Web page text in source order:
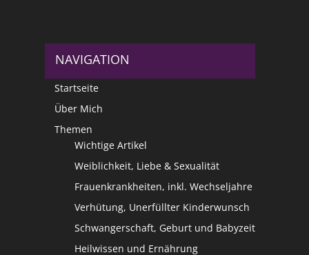
NAVIGATION
Startseite
Über Mich
Themen
Wichtige Artikel
Weiblichkeit, Liebe & Sexualität
Frauenkrankheiten, inkl. Wechseljahre
Verhütung, Unerfüllter Kinderwunsch
Schwangerschaft, Geburt und Babyzeit
Heilwissen und Ernährung